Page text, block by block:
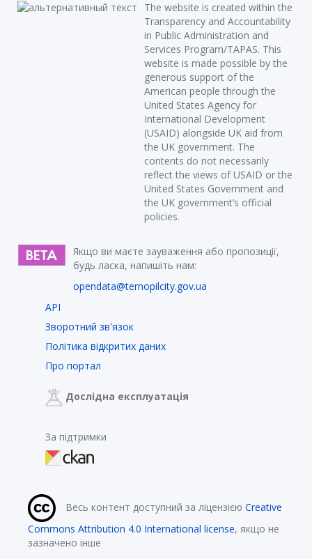
The website is created within the
Transparency and Accountability
in Public Administration and
Services Program/TAPAS. This
website is made possible by the
generous support of the
American people through the
United States Agency for
International Development
(USAID) alongside UK aid from
the UK government. The
contents do not necessarily
reflect the views of USAID or the
United States Government and
the UK government’s official
policies.
Якщо ви маєте зауваження або пропозиції,
будь ласка, напишіть нам:
opendata@ternopilcity.gov.ua
API
Зворотний зв'язок
Політика відкритих даних
Про портал
Дослідна експлуатація
За підтримки
Весь контент доступний за ліцензією Creative
Commons Attribution 4.0 International license, якщо не
зазначено інше